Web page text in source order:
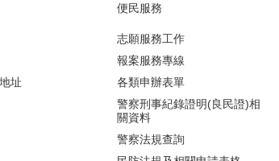
址
便民服務
志願服務工作
報案服務專線
各類申辦表單
警察刑事紀錄證明(良民證)相
關資料
警察法規查詢